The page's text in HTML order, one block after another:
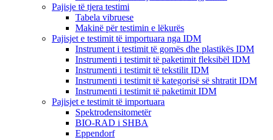
Pajisje të tjera testimi
Tabela vibruese
Makinë për testimin e lëkurës
Pajisjet e testimit të importuara nga IDM
Instrument i testimit të gomës dhe plastikës IDM
Instrumenti i testimit të paketimit fleksibël IDM
Instrumenti i testimit të tekstilit IDM
Instrumenti i testimit të kategorisë së shtratit IDM
Instrumenti i testimit të paketimit IDM
Pajisjet e testimit të importuara
Spektrodensitometër
BIO-RAD i SHBA
Eppendorf